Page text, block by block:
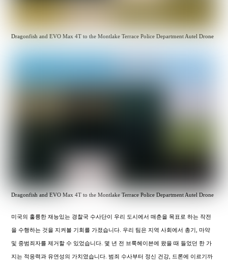
Dragonfish and EVO Max 4T to the Montlake Terrace Police Department Autel Drone
Dragonfish and EVO Max 4T to the Montlake Terrace Police Department Autel Drone
미국의 훌륭한 재능있는 경찰국 수사단이 우리 도시에서 매춘을 목표로 하는 작전
을 수행하는 것을 지켜볼 기회를 가졌습니다. 우리 팀은 지역 사회에서 총기, 마약
및 중범죄자를 제거할 수 있었습니다. 몇 년 전 브룩헤이븐에 왔을 때 들었던 한 가
지는 적응력과 유연성의 가치였습니다. 범죄 수사부터 정신 건강, 드론에 이르기까